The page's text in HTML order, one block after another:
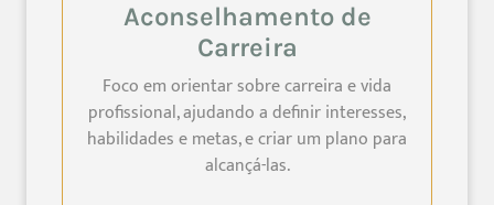
Aconselhamento de
Carreira
Foco em orientar sobre carreira e vida
profissional, ajudando a definir interesses,
habilidades e metas, e criar um plano para
alcançá-las.